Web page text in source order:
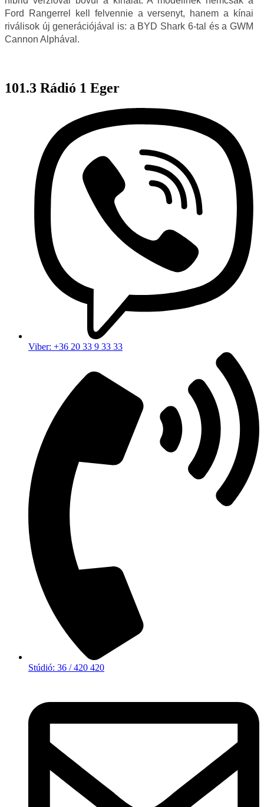
Ford Rangerrel kell felvennie a versenyt, hanem a kínai
riválisok új generációjával is: a BYD Shark 6-tal és a GWM
Cannon Alphával.
101.3 Rádió 1 Eger
Viber: +36 20 33 9 33 33
Stúdió: 36 / 420 420